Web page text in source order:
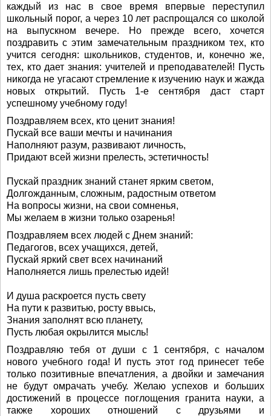
каждый из нас в свое время впервые переступил
школьный порог, а через 10 лет распрощался со школой
на выпускном вечере. Но прежде всего, хочется
поздравить с этим замечательным праздником тех, кто
учится сегодня: школьников, студентов, и, конечно же,
тех, кто дает знания: учителей и преподавателей! Пусть
никогда не угасают стремление к изучению наук и жажда
новых открытий. Пусть 1-е сентября даст старт
успешному учебному году!
Поздравляем всех, кто ценит знания!
Пускай все ваши мечты и начинания
Наполняют разум, развивают личность,
Придают всей жизни прелесть, эстетичность!
Пускай праздник знаний станет ярким светом,
Долгожданным, сложным, радостным ответом
На вопросы жизни, на свои сомненья,
Мы желаем в жизни только озаренья!
Поздравляем всех людей с Днем знаний:
Педагогов, всех учащихся, детей,
Пускай яркий свет всех начинаний
Наполняется лишь прелестью идей!
И душа раскроется пусть свету
На пути к развитью, росту ввысь,
Знания заполнят всю планету,
Пусть любая окрылится мысль!
Поздравляю тебя от души с 1 сентября, с началом
нового учебного года! И пусть этот год принесет тебе
только позитивные впечатления, а двойки и замечания
не будут омрачать учебу. Желаю успехов и больших
достижений в процессе поглощения гранита науки, а
также хороших отношений с друзьями и